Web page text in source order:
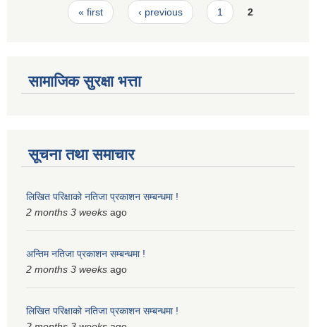
Pages« first ‹ previous 1 2
सामाजिक सुरक्षा भत्ता
सूचना तथा समाचार
लिखित परिक्षाको नतिजा प्रकाशन सम्बन्धमा !
2 months 3 weeks ago
अन्तिम नतिजा प्रकाशन सम्बन्धमा !
2 months 3 weeks ago
लिखित परिक्षाको नतिजा प्रकाशन सम्बन्धमा !